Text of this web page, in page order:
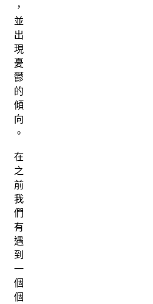
，
並
出
現
憂
鬱
的
傾
向
。
在
之
前
我
們
有
遇
到
一
個
個